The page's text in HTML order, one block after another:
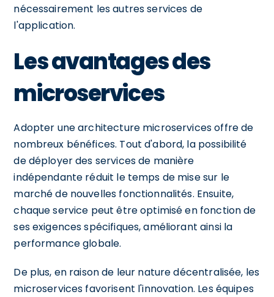
nécessairement les autres services de
l'application.
Les avantages des
microservices
Adopter une architecture microservices offre de
nombreux bénéfices. Tout d'abord, la possibilité
de déployer des services de manière
indépendante réduit le temps de mise sur le
marché de nouvelles fonctionnalités. Ensuite,
chaque service peut être optimisé en fonction de
ses exigences spécifiques, améliorant ainsi la
performance globale.
De plus, en raison de leur nature décentralisée, les
microservices favorisent l'innovation. Les équipes